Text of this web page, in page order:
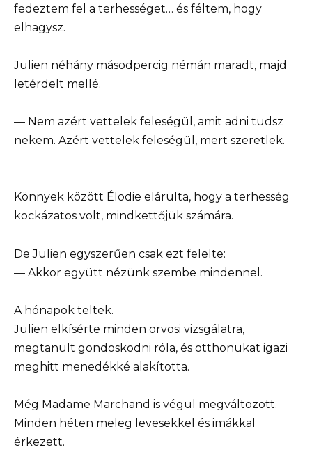
fedeztem fel a terhességet… és féltem, hogy
elhagysz.
Julien néhány másodpercig némán maradt, majd
letérdelt mellé.
— Nem azért vettelek feleségül, amit adni tudsz
nekem. Azért vettelek feleségül, mert szeretlek.
Könnyek között Élodie elárulta, hogy a terhesség
kockázatos volt, mindkettőjük számára.
De Julien egyszerűen csak ezt felelte:
— Akkor együtt nézünk szembe mindennel.
A hónapok teltek.
Julien elkísérte minden orvosi vizsgálatra,
megtanult gondoskodni róla, és otthonukat igazi
meghitt menedékké alakította.
Még Madame Marchand is végül megváltozott.
Minden héten meleg levesekkel és imákkal
érkezett.